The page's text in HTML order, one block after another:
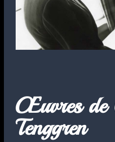
Œuvres de
Tenggren